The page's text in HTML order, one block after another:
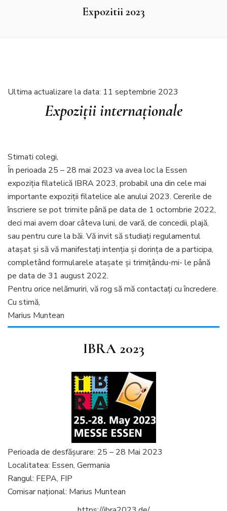
Expozitii 2023
Ultima actualizare la data: 11 septembrie 2023
Expoziţii internaţionale
Stimati colegi,
În perioada 25 – 28 mai 2023 va avea loc la Essen
expoziţia filatelică IBRA 2023, probabil una din cele mai
importante expoziţii filatelice ale anului 2023. Cererile de
înscriere se pot trimite până pe data de 1 octombrie 2022,
deci mai avem doar câteva luni, de vară, de concedii, plajă,
sau pentru cure la băi. Vă invit să studiaţi regulamentul
ataşat şi să vă manifestaţi intenţia şi dorinţa de a participa,
completând formularele ataşate şi trimiţându-mi- le până
pe data de 31 august 2022.
Pentru orice nelămuriri, vă rog să mă contactaţi cu încredere.
Cu stimă,
Marius Muntean
IBRA 2023
Perioada de desfăşurare: 25 – 28 Mai 2023
Localitatea: Essen, Germania
Rangul: FEPA, FIP
Comisar naţional: Marius Muntean